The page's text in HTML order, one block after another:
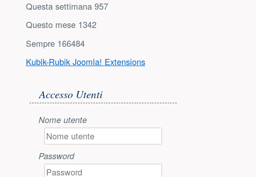
Questa settimana 957
Questo mese 1342
Sempre 166484
Kubik-Rubik Joomla! Extensions
Accesso utente
Accesso Utenti
Nome utente
Password